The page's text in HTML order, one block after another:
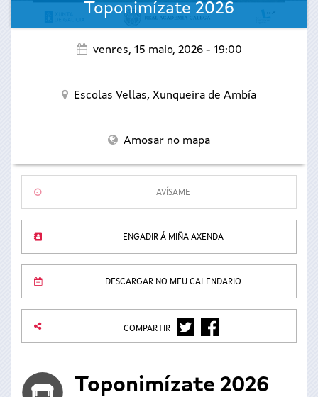
Toponimízate 2026
venres, 15 maio, 2026 - 19:00
Escolas Vellas, Xunqueira de Ambía
Amosar no mapa
AVÍSAME
ENGADIR Á MIÑA AXENDA
DESCARGAR NO MEU CALENDARIO
COMPARTIR TWITTERFACEBOOK
Toponimízate 2026